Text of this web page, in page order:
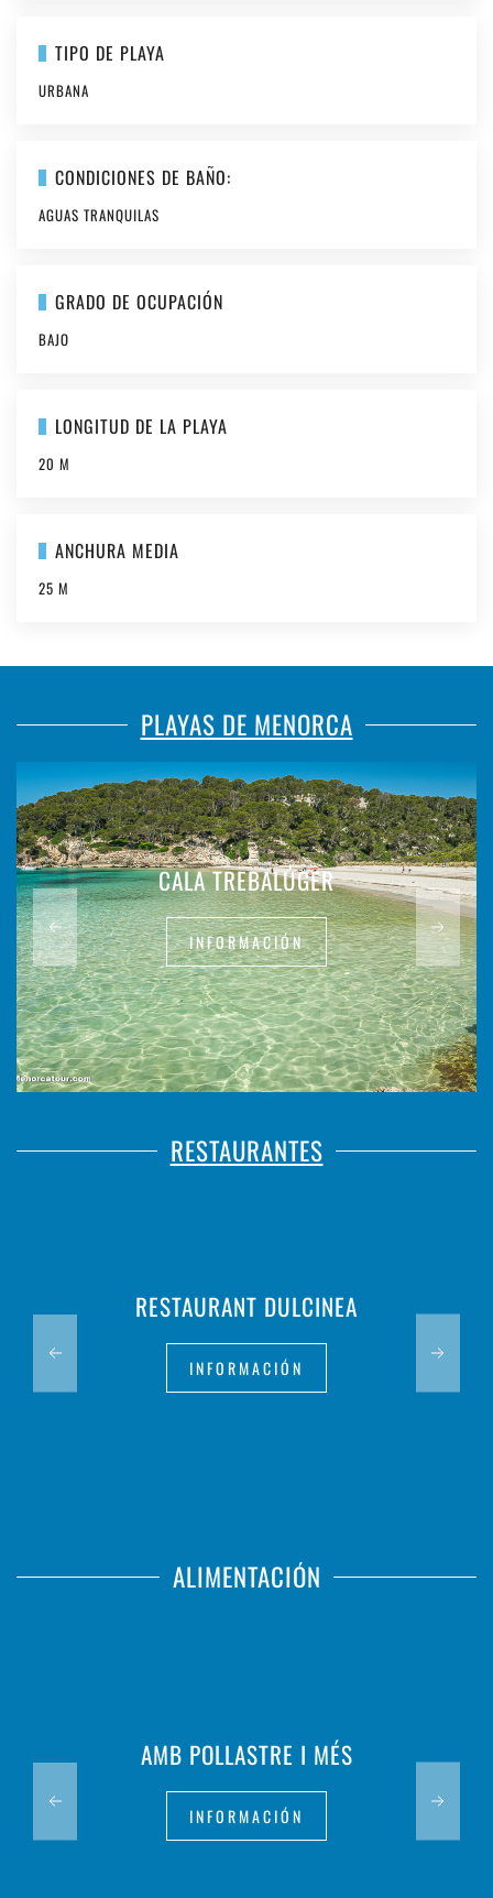
TIPO DE PLAYA
URBANA
CONDICIONES DE BAÑO:
AGUAS TRANQUILAS
GRADO DE OCUPACIÓN
BAJO
LONGITUD DE LA PLAYA
20 M
ANCHURA MEDIA
25 M
PLAYAS DE MENORCA
CALA TREBALÚGER
INFORMACIÓN
RESTAURANTES
RESTAURANT DULCINEA
INFORMACIÓN
ALIMENTACIÓN
AMB POLLASTRE I MÉS
INFORMACIÓN